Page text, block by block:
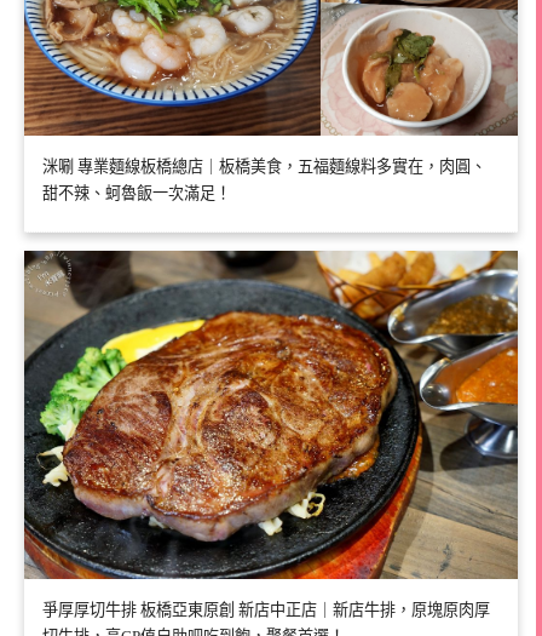
洣唰 專業麵線板橋總店｜板橋美食，五福麵線料多實在，肉圓、
甜不辣、蚵魯飯一次滿足！
爭厚厚切牛排 板橋亞東原創 新店中正店｜新店牛排，原塊原肉厚